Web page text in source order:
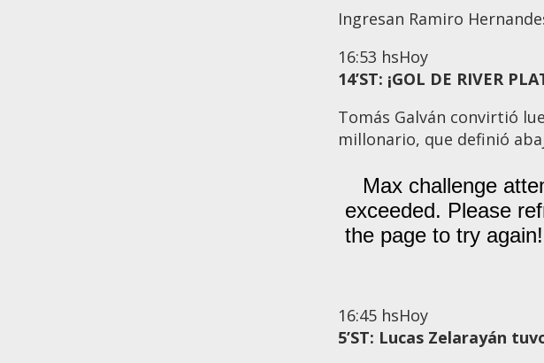
Ingresan Ramiro
16:53 hsHoy
14’ST: ¡GOL DE RIVER
Tomás Galván convirtió
millonario, que definió
16:45 hsHoy
5’ST: Lucas Zelarayán